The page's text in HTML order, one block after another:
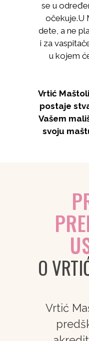
se u
očekuje.U
dete, a ne
i za
u kojem
Vrtić
postaje
Vašem
svoju
O
Vrtić